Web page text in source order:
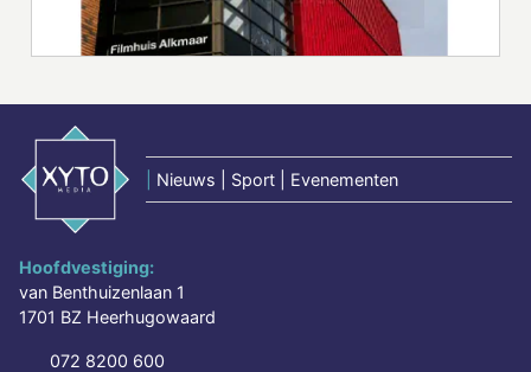
Nieuws | Sport | Evenementen
Hoofdvestiging:
van Benthuizenlaan 1
1701 BZ Heerhugowaard
072 8200 600